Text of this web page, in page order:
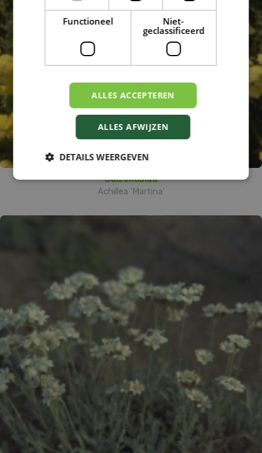
Duizendblad
Achillea 'Martina'
Functioneel
Niet-
geclassificeerd
ALLES ACCEPTEREN
ALLES AFWIJZEN
DETAILS WEERGEVEN